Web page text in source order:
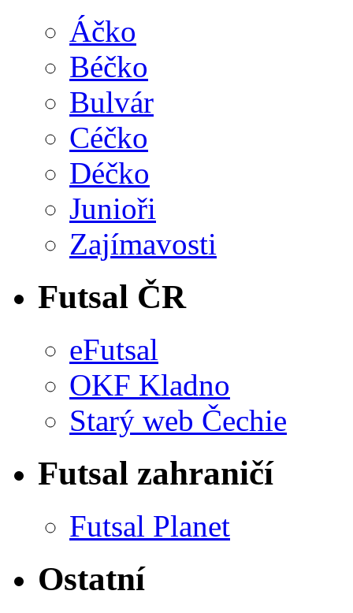
Áčko
Béčko
Bulvár
Céčko
Déčko
Junioři
Zajímavosti
Futsal ČR
eFutsal
OKF Kladno
Starý web Čechie
Futsal zahraničí
Futsal Planet
Ostatní